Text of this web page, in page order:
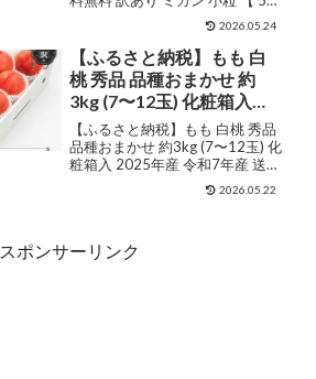
かん ミカン わけあり《3-7
営業日以内に出荷予定(土
日祝除く)》
kg 以下( 5キロ・5k) 家庭用サイ
ズ 箱買い】果物 小粒 熊本 極早生
柑橘 九州 訳アリ だけど 小玉 で
甘い 蜜柑 みか...
2026.05.24
【ふるさと納税】もも 白
桃 秀品 品種おまかせ 約
3kg (7〜12玉) 化粧箱入
2025年産 令和7年産 送料
無料 フルーツ 果物 ns-
mohtx3※沖縄・離島への
【ふるさと納税】もも 白桃 秀品
品種おまかせ 約3kg (7〜12玉) 化
粧箱入 2025年産 令和7年産 送料
無料 フルーツ 果物 ns-mohtx3※
沖縄・離島への配送不可 販売価
2026.05.22
スポンサーリンク